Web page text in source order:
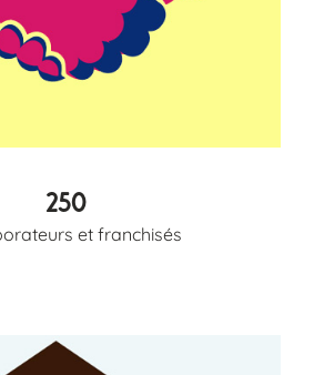
250
et franchisés